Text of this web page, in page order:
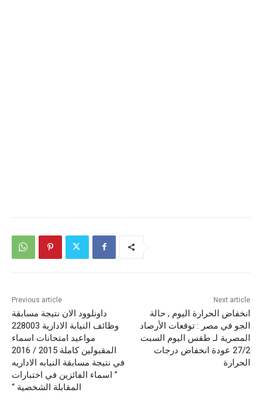
Previous article
داونلوود الان نتيجة مسابقة
وظائف النيابة الادارية 228003
مواعيد امتحانات اسماء
المقبولين كاملة 2015 / 2016
في نتيجة مسابقة النيابه الاداريه
” اسماء الفائزين في اختبارات
المقابلة الشخصية “
Next article
انخفاض الحرارة اليوم , حالة
الجو في مصر : توقعات الأرصاد
المصرية لـ طقس اليوم السبت
27/2 عودة انخفاض درجات
الحرارة